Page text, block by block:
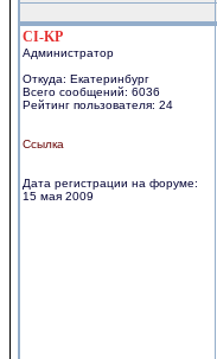
CI-KP
Администратор
Откуда: Екатеринбург
Всего сообщений: 6036
Рейтинг пользователя: 24
Ссылка
Дата регистрации на форуме:
15 мая 2009